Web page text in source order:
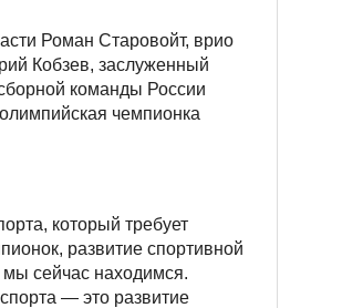
Роман Старовойт, врио
Кобзев, заслуженный
команды России
чемпионка
который требует
развитие спортивной
сейчас находимся.
— это развитие